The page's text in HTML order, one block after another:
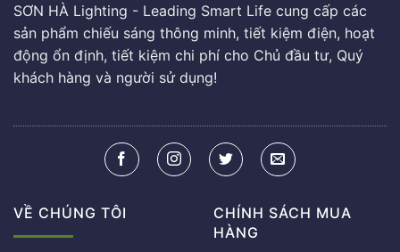
SƠN HÀ Lighting - Leading Smart Life cung cấp các
sản phẩm chiếu sáng thông minh, tiết kiệm điện, hoạt
động ổn định, tiết kiệm chi phí cho Chủ đầu tư, Quý
khách hàng và người sử dụng!
VỀ CHÚNG TÔI
CHÍNH SÁCH MUA
HÀNG